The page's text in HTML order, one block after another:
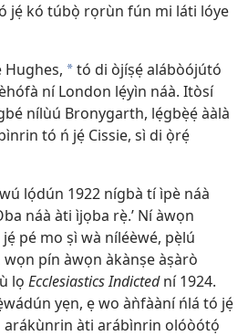
jẹ́ kó túbọ̀ rọrùn fún mi láti lóye
Hughes, ató di òjíṣẹ́ alábòójútó
ní London lẹ́yìn náà. Itòsí
nílùú Bronygarth, lẹ́gbẹ̀ẹ́ ààlà
tó ń jẹ́ Cissie, sì di ọ̀rẹ́
lọ́dún 1922 nígbà tí ìpè náà
náà àti ìjọba rẹ̀.’ Ní àwọn
pé mo ṣì wà níléèwé, pẹ̀lú
pín àwọn àkànṣe àṣàrò
lọ Ecclesiastics Indictední 1924.
yẹn, ẹ wo àǹfààní ńlá tó jẹ́
arákùnrin àti arábìnrin olóòótọ́